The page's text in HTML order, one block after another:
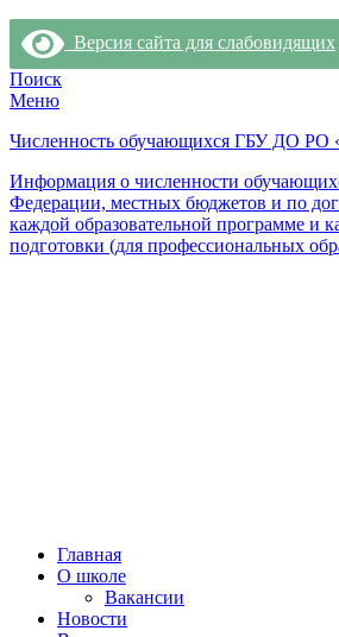
Версия сайта для слабовидящих
Поиск
Меню
Численность обучающихся ГБУ ДО
Информация о численности
Федерации, местных бюджетов и по
каждой образовательной программе и
подготовки (для профессиональных
Главная
О школе
Вакансии
Новости